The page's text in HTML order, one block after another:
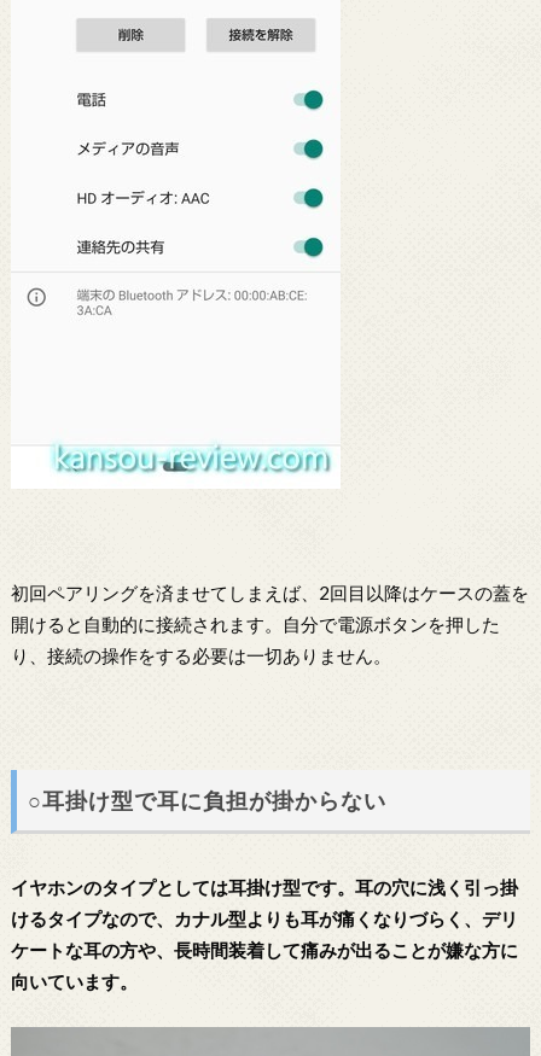
初回ペアリングを済ませてしまえば、2回目以降はケースの蓋を
開けると自動的に接続されます。自分で電源ボタンを押した
り、接続の操作をする必要は一切ありません。
○耳掛け型で耳に負担が掛からない
イヤホンのタイプとしては耳掛け型です。耳の穴に浅く引っ掛
けるタイプなので、カナル型よりも耳が痛くなりづらく、デリ
ケートな耳の方や、長時間装着して痛みが出ることが嫌な方に
向いています。